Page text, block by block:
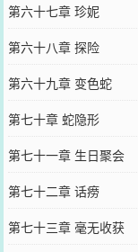
第六十七章 珍妮
第六十八章 探险
第六十九章 变色蛇
第七十章 蛇隐形
第七十一章 生日聚会
第七十二章 话痨
第七十三章 毫无收获